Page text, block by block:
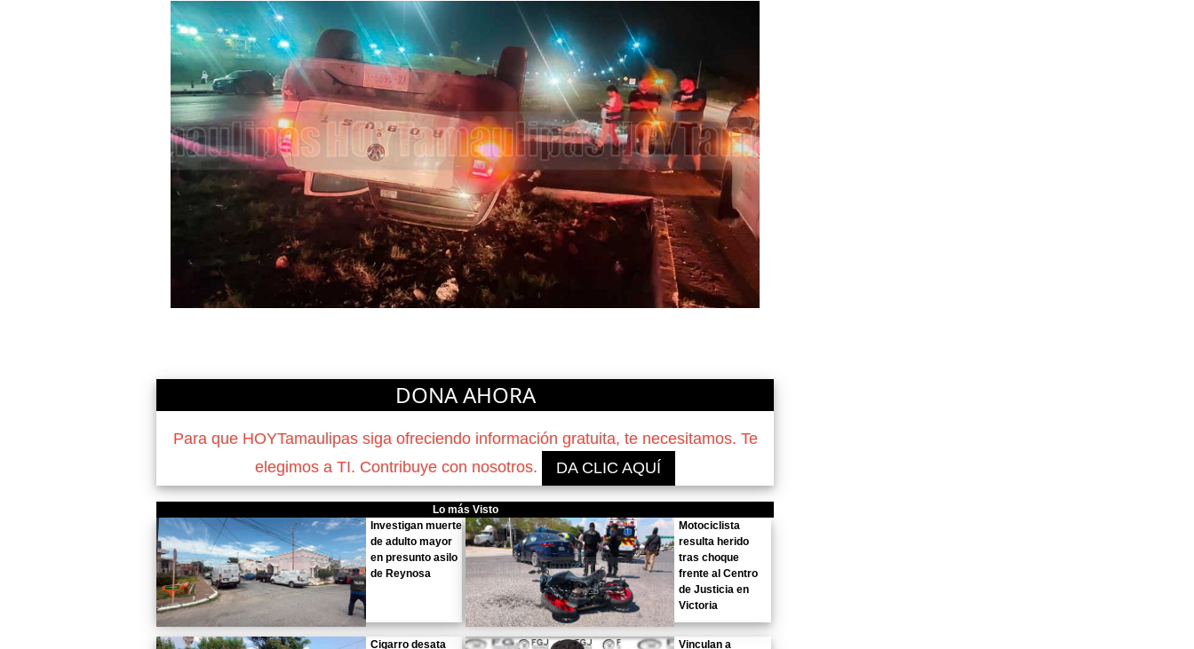
DONA AHORA
Para que HOYTamaulipas siga ofreciendo información gratuita, te necesitamos. Te
elegimos a TI. Contribuye con nosotros.
DA CLIC AQUÍ
Lo más Visto
Investigan muerte
de adulto mayor
en presunto asilo
de Reynosa
Motociclista
resulta herido
tras choque
frente al Centro
de Justicia en
Victoria
Cigarro desata Vinculan a